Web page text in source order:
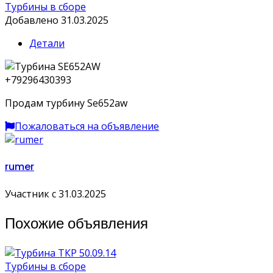
Турбины в сборе
Добавлено 31.03.2025
Детали
+79296430393
Продам турбину Se652aw
Пожаловаться на объявление
rumer
Участник с 31.03.2025
Похожие объявления
Турбины в сборе